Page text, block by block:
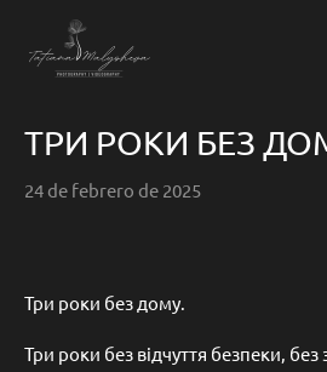
ТРИ РОКИ БЕЗ
24 de febrero de 2025
Три роки без дому.
Три роки без відчуття безпеки,